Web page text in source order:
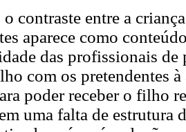
contraste entre a
aparece como
das profissionais
com os pretendentes
poder receber o filho
uma falta de estrutura